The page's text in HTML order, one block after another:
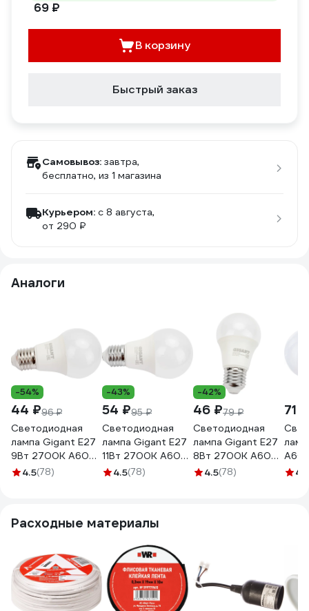
69 ₽
В корзину
Быстрый заказ
Самовывоз: завтра,
бесплатно, из 1 магазина
Курьером: c 8 августа,
от 290 ₽
Аналоги
-54%
44 ₽96 ₽
Светодиодная
лампа Gigant E27
9Вт 2700К А60
850Лм G-E27-9-
4.5(78)
-43%
54 ₽95 ₽
Светодиодная
лампа Gigant E27
11Вт 2700К А60
900Лм G-E27-11-
4.5(78)
-42%
46 ₽79 ₽
Светодиодная
лампа Gigant E27
8Вт 2700К А60
600Лм G-E27-8-
4.5(78)
71 ₽
A60-
4.6
Расходные материалы